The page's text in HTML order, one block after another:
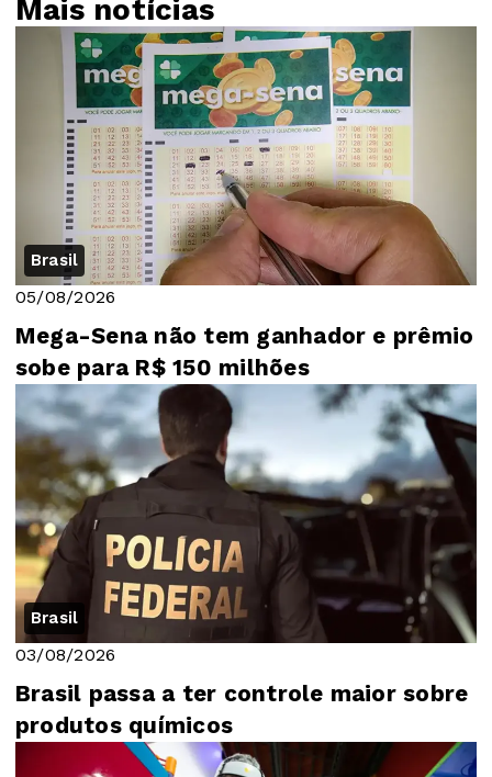
Mais notícias
Brasil
05/08/2026
Mega-Sena não tem ganhador e prêmio
sobe para R$ 150 milhões
Brasil
03/08/2026
Brasil passa a ter controle maior sobre
produtos químicos